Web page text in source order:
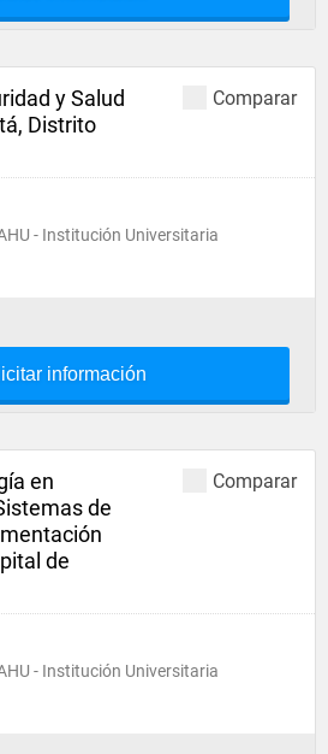
Comparar
y Salud
Distrito
- Institución Universitaria
información
Comparar
en
de
de
- Institución Universitaria